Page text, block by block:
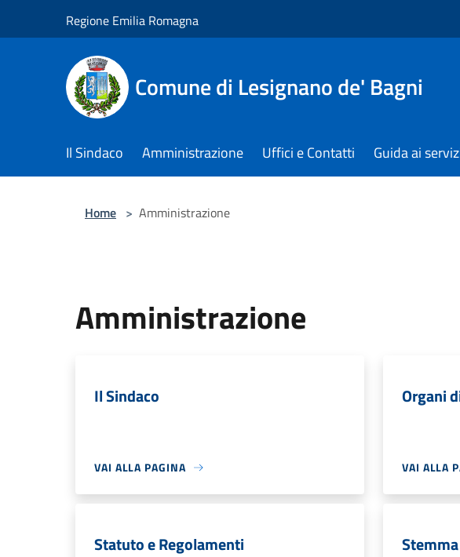
Regione Emilia Romagna
Comune di Lesignano de' Bagni
Il Sindaco Amministrazione Uffici e Contatti Guida ai
Home > Amministrazione
Amministrazione
Il Sindaco
VAI ALLA PAGINA
Organi
VAI ALLA
Statuto e Regolamenti Stemma